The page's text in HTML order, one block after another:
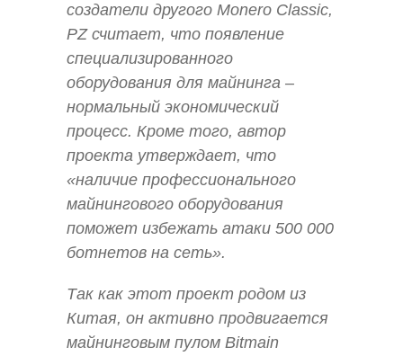
создатели другого Monero Classic,
PZ считает, что появление
специализированного
оборудования для майнинга –
нормальный экономический
процесс. Кроме того, автор
проекта утверждает, что
«наличие профессионального
майнингового оборудования
поможет избежать атаки 500 000
ботнетов на сеть».
Так как этот проект родом из
Китая, он активно продвигается
майнинговым пулом Bitmain